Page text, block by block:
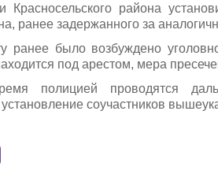
Красносельского района
ранее задержанного за
ранее было возбуждено
под арестом, мера
полицией проводятся
соучастников